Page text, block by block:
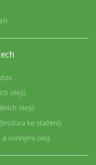
olejů
olejů
ke stažení)
a vonnými oleji